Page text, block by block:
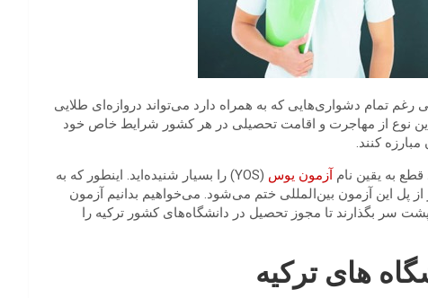
تمام دشواری‌هایی که به همراه دارد می‌تواند دروازه‌ای طلایی
این نوع از مهاجرت و اقامت تحصیلی در هر کشور شرایط خاص خود
کنند.
به یقین نام آزمون یوس
(YOS) را بسیار شنیده‌اید. اینطور که به
پل این آزمون بین‌‌المللی ختم می‌شود. می‌خواهیم بدانیم آزمون
سر بگذارند تا مجوز تحصیل در دانشگاه‌های کشور ترکیه را
های ترکیه